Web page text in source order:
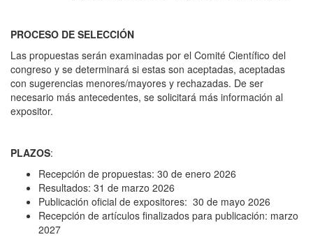
PROCESO DE SELECCIÓN
Las propuestas serán examinadas por el Comité Científico del
congreso y se determinará si estas son aceptadas, aceptadas
con sugerencias menores/mayores y rechazadas. De ser
necesario más antecedentes, se solicitará más información al
expositor.
PLAZOS:
Recepción de propuestas: 30 de enero 2026
Resultados: 31 de marzo 2026
Publicación oficial de expositores: 30 de mayo 2026
Recepción de artículos finalizados para publicación: marzo
2027